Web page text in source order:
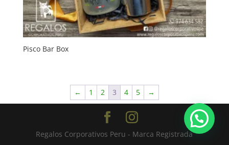
Pisco Bar Box
← 1 2 3 4 5 →
Regalos Corporativos Peru - Marca Registrada